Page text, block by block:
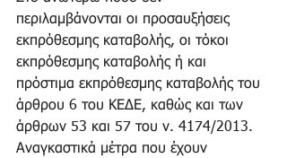
περιλαμβάνονται οι προσαυξήσεις
εκπρόθεσμης καταβολής, οι τόκοι
εκπρόθεσμης καταβολής ή και
πρόστιμα εκπρόθεσμης καταβολής του
άρθρου 6 του ΚΕΔΕ, καθώς και των
άρθρων 53 και 57 του ν. 4174/2013.
Αναγκαστικά μέτρα που έχουν